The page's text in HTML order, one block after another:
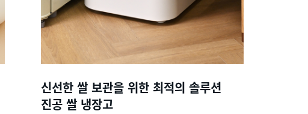
신선한 쌀 보관을 위한 최적의 솔루션
진공 쌀 냉장고